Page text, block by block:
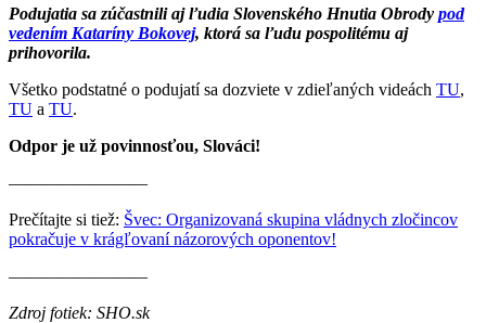
Podujatia sa zúčastnili aj ľudia Slovenského Hnutia Obrody pod
vedením Kataríny Bokovej, ktorá sa ľudu pospolitému aj
prihovorila.
Všetko podstatné o podujatí sa dozviete v zdieľaných videách TU,
TU a TU.
Odpor je už povinnosťou, Slováci!
————————
Prečítajte si tiež: Švec: Organizovaná skupina vládnych zločincov
pokračuje v krágľovaní názorových oponentov!
————————
Zdroj fotiek: SHO.sk